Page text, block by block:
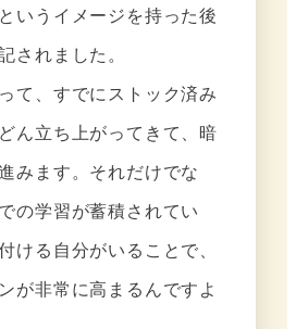
いうイメージを持った後
されました。
て、すでにストック済み
ん立ち上がってきて、暗
みます。それだけでな
の学習が蓄積されてい
ける自分がいることで、
が非常に高まるんですよ